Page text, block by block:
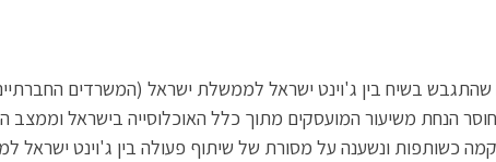
שהתגבש בשיח בין ג'וינט ישראל לממשלת ישראל (המשרדים
היה חוסר הנחת משיעור המועסקים מתוך כלל האוכלוסייה בישראל וממצב
כשותפות ונשענה על מסורת של שיתוף פעולה בין ג'וינט ישראל